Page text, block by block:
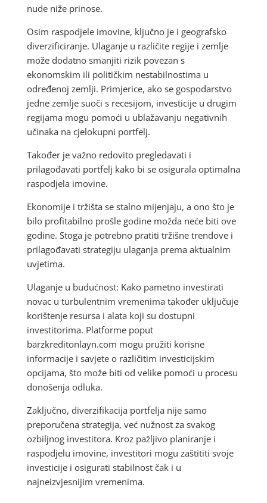
nude niže prinose.
Osim raspodjele imovine, ključno je i geografsko
diverzificiranje. Ulaganje u različite regije i zemlje
može dodatno smanjiti rizik povezan s
ekonomskim ili političkim nestabilnostima u
određenoj zemlji. Primjerice, ako se gospodarstvo
jedne zemlje suoči s recesijom, investicije u drugim
regijama mogu pomoći u ublažavanju negativnih
učinaka na cjelokupni portfelj.
Također je važno redovito pregledavati i
prilagođavati portfelj kako bi se osigurala optimalna
raspodjela imovine.
Ekonomije i tržišta se stalno mijenjaju, a ono što je
bilo profitabilno prošle godine možda neće biti ove
godine. Stoga je potrebno pratiti tržišne trendove i
prilagođavati strategiju ulaganja prema aktualnim
uvjetima.
Ulaganje u budućnost: Kako pametno investirati
novac u turbulentnim vremenima također uključuje
korištenje resursa i alata koji su dostupni
investitorima. Platforme poput
barzkreditonlayn.com mogu pružiti korisne
informacije i savjete o različitim investicijskim
opcijama, što može biti od velike pomoći u procesu
donošenja odluka.
Zaključno, diverzifikacija portfelja nije samo
preporučena strategija, već nužnost za svakog
ozbiljnog investitora. Kroz pažljivo planiranje i
raspodjelu imovine, investitori mogu zaštititi svoje
investicije i osigurati stabilnost čak i u
najneizvjesnijim vremenima.